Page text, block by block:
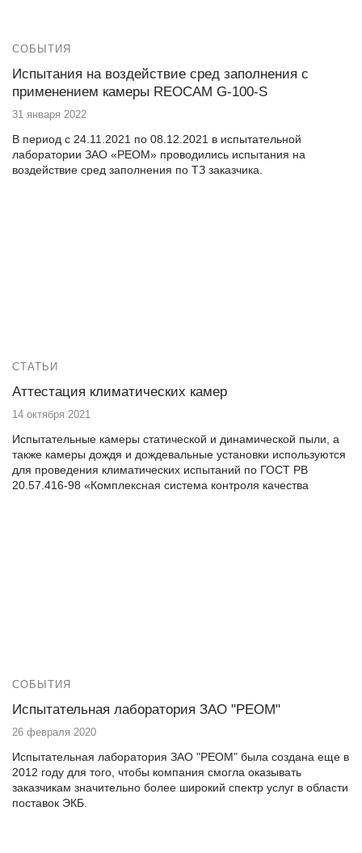
СОБЫТИЯ
Испытания на воздействие сред заполнения с
применением камеры REOCAM G-100-S
31 января 2022
В период с 24.11.2021 по 08.12.2021 в испытательной
лаборатории ЗАО «РЕОМ» проводились испытания на
воздействие сред заполнения по ТЗ заказчика.
СТАТЬИ
Аттестация климатических камер
14 октября 2021
Испытательные камеры статической и динамической пыли, а
также камеры дождя и дождевальные установки используются
для проведения климатических испытаний по ГОСТ РВ
20.57.416-98 «Комплексная система контроля качества
СОБЫТИЯ
Испытательная лаборатория ЗАО "РЕОМ"
26 февраля 2020
Испытательная лаборатория ЗАО "РЕОМ" была создана еще в
2012 году для того, чтобы компания смогла оказывать
заказчикам значительно более широкий спектр услуг в области
поставок ЭКБ.